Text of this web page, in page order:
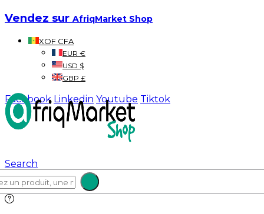
Vendez sur AfriqMarket Shop
XOF CFA
EUR €
USD $
GBP £
Facebook Linkedin Youtube Tiktok
Search